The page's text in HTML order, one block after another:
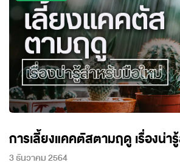
การเลี้ยงแคคตัสตามฤดู เรื่องน่า
3 ธันวาคม 2564